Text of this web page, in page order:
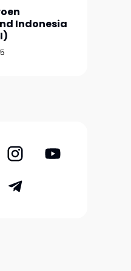
Indonesia